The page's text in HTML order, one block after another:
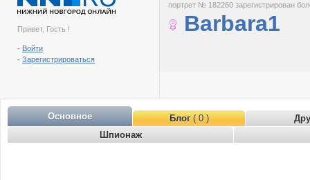
Привет, Гость !
- Войти
- Зарегистрироваться
портрет № 182260 зарегистрирован
Barbara1
Основное Блог( 0 )
Шпионаж